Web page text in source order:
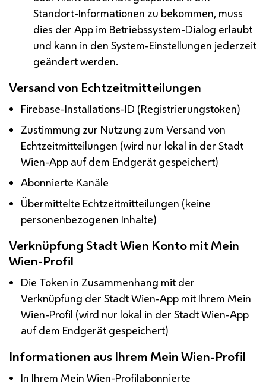
Standort-Informationen zu bekommen, muss
dies der Appim Betriebssystem-Dialog erlaubt
und kann in den System-Einstellungen jederzeit
geändert werden.
Versand von Echtzeitmitteilungen
Firebase-Installations-ID (Registrierungstoken)
Zustimmung zur Nutzung zum Versand von
Echtzeitmitteilungen (wird nur lokal in der Stadt
Wien-App auf dem Endgerät gespeichert)
Abonnierte Kanäle
Übermittelte Echtzeitmitteilungen (keine
personenbezogenen Inhalte)
Verknüpfung Stadt Wien Konto mit Mein
Wien-Profil
Die Token in Zusammenhang mit der
Verknüpfung der Stadt Wien-App mit Ihrem Mein
Wien-Profil (wird nur lokal in der Stadt Wien-App
auf dem Endgerät gespeichert)
Informationen aus Ihrem Mein Wien-Profil
In Ihrem Mein Wien-Profilabonnierte